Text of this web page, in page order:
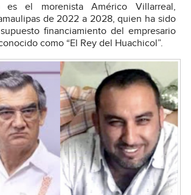
es el morenista Américo Villarreal,
de 2022 a 2028, quien ha sido
financiamiento del empresario
como “El Rey del Huachicol”.